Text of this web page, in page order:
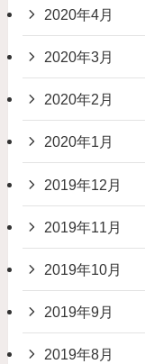
2020年4月
2020年3月
2020年2月
2020年1月
2019年12月
2019年11月
2019年10月
2019年9月
2019年8月